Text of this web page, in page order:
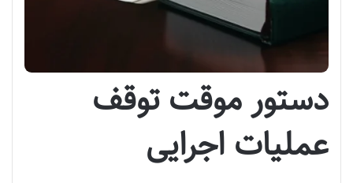
دستور موقت توقف
عملیات اجرایی